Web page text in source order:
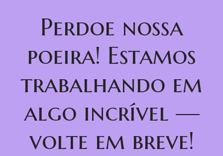
Perdoe nossa
poeira! Estamos
trabalhando em
algo incrível —
volte em breve!